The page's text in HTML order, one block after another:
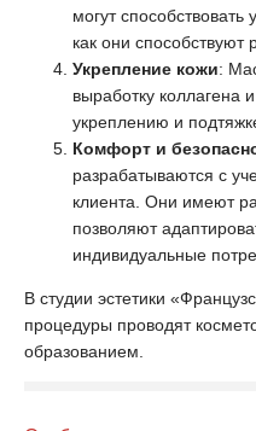
могут
как они
Укрепление кожи:
выработку коллагена
укреплению и
Комфорт и
разрабатываются с
клиента. Они имеют
позволяют
индивидуальные
В студии эстетики
процедуры проводят
образованием.